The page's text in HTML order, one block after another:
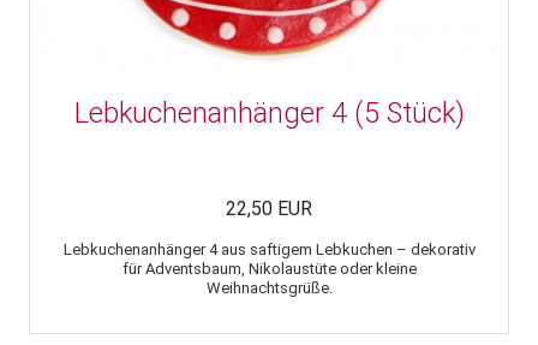
Lebkuchenanhänger 4 (5 Stück)
22,50 EUR
Lebkuchenanhänger 4 aus saftigem Lebkuchen – dekorativ
für Adventsbaum, Nikolaustüte oder kleine
Weihnachtsgrüße.